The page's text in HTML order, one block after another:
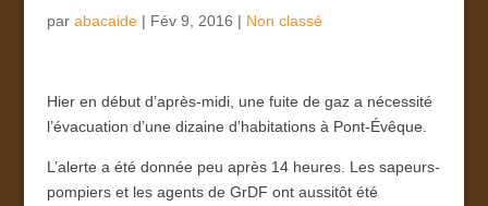
par abacaide| Fév 9, 2016 | Non classé
Hier en début d’après-midi, une fuite de gaz a nécessité
l’évacuation d’une dizaine d’habitations à Pont-Évêque.
L’alerte a été donnée peu après 14 heures. Les sapeurs-
pompiers et les agents de GrDF ont aussitôt été